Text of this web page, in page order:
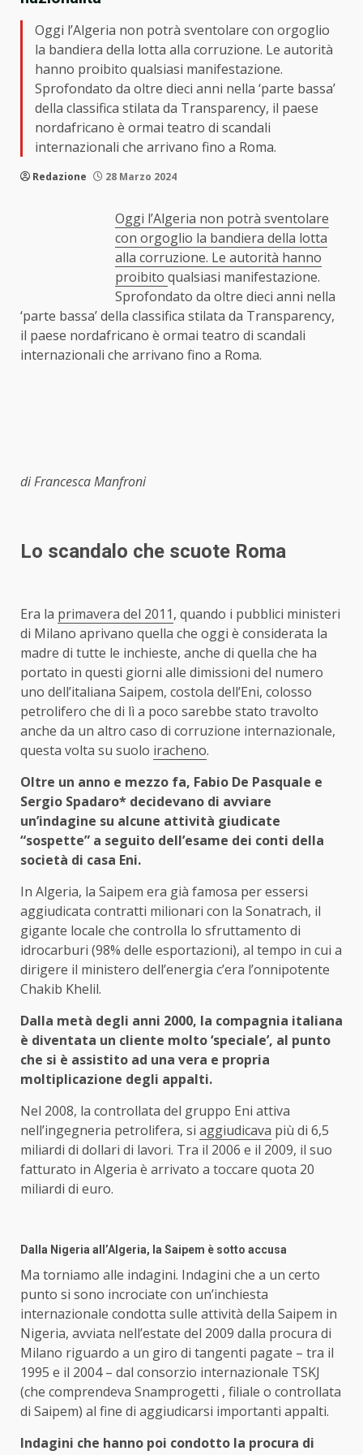
Oggi l’Algeria non potrà sventolare con orgoglio
la bandiera della lotta alla corruzione. Le autorità
hanno proibito qualsiasi manifestazione.
Sprofondato da oltre dieci anni nella ‘parte bassa’
della classifica stilata da Transparency, il paese
nordafricano è ormai teatro di scandali
internazionali che arrivano fino a Roma.
Redazione 28 Marzo 2024
Oggi l’Algeria non potrà sventolare
con orgoglio la bandiera della lotta
alla corruzione. Le autorità hanno
proibito qualsiasi manifestazione.
Sprofondato da oltre dieci anni nella
‘parte bassa’ della classifica stilata da Transparency,
il paese nordafricano è ormai teatro di scandali
internazionali che arrivano fino a Roma.
di Francesca Manfroni
Lo scandalo che scuote Roma
Era la primavera del 2011, quando i pubblici ministeri
di Milano aprivano quella che oggi è considerata la
madre di tutte le inchieste, anche di quella che ha
portato in questi giorni alle dimissioni del numero
uno dell’italiana Saipem, costola dell’Eni, colosso
petrolifero che di lì a poco sarebbe stato travolto
anche da un altro caso di corruzione internazionale,
questa volta su suolo iracheno.
Oltre un anno e mezzo fa, Fabio De Pasquale e
Sergio Spadaro* decidevano di avviare
un’indagine su alcune attività giudicate
“sospette” a seguito dell’esame dei conti della
società di casa Eni.
In Algeria, la Saipem era già famosa per essersi
aggiudicata contratti milionari con la Sonatrach, il
gigante locale che controlla lo sfruttamento di
idrocarburi (98% delle esportazioni), al tempo in cui a
dirigere il ministero dell’energia c’era l’onnipotente
Chakib Khelil.
Dalla metà degli anni 2000, la compagnia italiana
è diventata un cliente molto ‘speciale’, al punto
che si è assistito ad una vera e propria
moltiplicazione degli appalti.
Nel 2008, la controllata del gruppo Eni attiva
nell’ingegneria petrolifera, si aggiudicava più di 6,5
miliardi di dollari di lavori. Tra il 2006 e il 2009, il suo
fatturato in Algeria è arrivato a toccare quota 20
miliardi di euro.
Dalla Nigeria all’Algeria, la Saipem è sotto accusa
Ma torniamo alle indagini. Indagini che a un certo
punto si sono incrociate con un’inchiesta
internazionale condotta sulle attività della Saipem in
Nigeria, avviata nell’estate del 2009 dalla procura di
Milano riguardo a un giro di tangenti pagate – tra il
1995 e il 2004 – dal consorzio internazionale TSKJ
(che comprendeva Snamprogetti , filiale o controllata
di Saipem) al fine di aggiudicarsi importanti appalti.
Indagini che hanno poi condotto la procura di